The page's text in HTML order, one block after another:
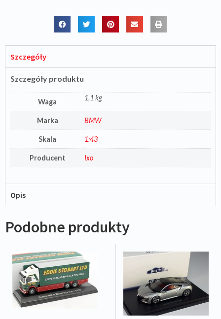
Szczegóły
Szczegóły produktu
Waga 1,1 kg
Marka BMW
Skala 1:43
Producent Ixo
Opis
Podobne produkty